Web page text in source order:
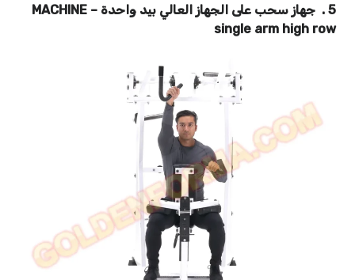
5 . جهاز سحب على الجهاز العالي بيد واحدة – MACHINE
single arm high row